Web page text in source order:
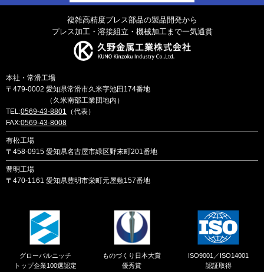
複雑高精度プレス部品の製品開発から
プレス加工・溶接組立・機械加工まで一気通貫
本社・常滑工場
〒479-0002 愛知県常滑市久米字池田174番地
（久米南部工業団地内）
TEL:0569-43-8801
（代表）
FAX:0569-43-8008
有松工場
〒458-0915 愛知県名古屋市緑区野末町201番地
豊明工場
〒470-1161 愛知県豊明市栄町元屋敷157番地
グローバルニッチ
トップ企業100選認定
ものづくり日本大賞
優秀賞
ISO9001／ISO14001
認証取得